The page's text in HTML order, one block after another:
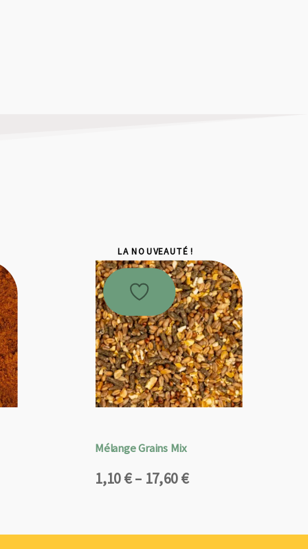
LA NOUVEAUTÉ !
Mélange Grains Mix
1,10€– 17,60€
Plage
1,10 €